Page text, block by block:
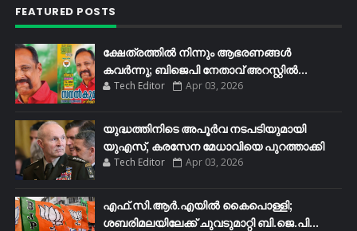
FEATURED POSTS
ക്ഷേത്രത്തിൽ നിന്നും ആഭരണങ്ങൾ
കവർന്നു; ബിജെപി നേതാവ് അറസ്റ്റിൽ...
Tech Editor Apr 03, 2026
യുദ്ധത്തിനിടെ അപൂർവ നടപടിയുമായി
യുഎസ്, കരസേന മേധാവിയെ പുറത്താക്കി
Tech Editor Apr 03, 2026
എഫ്​.സി.ആർ.എയിൽ കൈപൊള്ളി;
ശബരിമലയിലേക്ക്​ ചുവടുമാറ്റി ബി.ജെ.പി...